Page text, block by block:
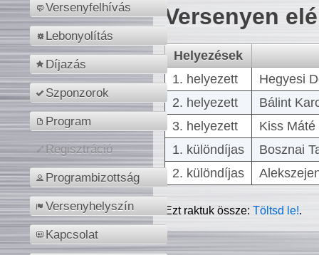
Versenyfelhívás
Lebonyolítás
Díjazás
Szponzorok
Program
Regisztráció
Programbizottság
Versenyhelyszín
Kapcsolat
Versenyen
Helyezések
1. helyezett
Hegyesi
2. helyezett
Bálint
3. helyezett
Kiss
1. különdíjas
Bosznai
2. különdíjas
Ezt raktuk össze:Töltsd le!.